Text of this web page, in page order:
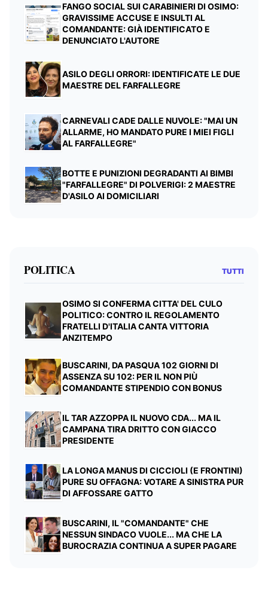
FANGO SOCIAL SUI CARABINIERI DI OSIMO:
GRAVISSIME ACCUSE E INSULTI AL
COMANDANTE: GIÀ IDENTIFICATO E
DENUNCIATO L'AUTORE
ASILO DEGLI ORRORI: IDENTIFICATE LE DUE
MAESTRE DEL FARFALLEGRE
CARNEVALI CADE DALLE NUVOLE: "MAI UN
ALLARME, HO MANDATO PURE I MIEI FIGLI
AL FARFALLEGRE"
BOTTE E PUNIZIONI DEGRADANTI AI BIMBI
"FARFALLEGRE" DI POLVERIGI: 2 MAESTRE
D'ASILO AI DOMICILIARI
POLITICA TUTTI
OSIMO SI CONFERMA CITTA' DEL CULO
POLITICO: CONTRO IL REGOLAMENTO
FRATELLI D'ITALIA CANTA VITTORIA
ANZITEMPO
BUSCARINI, DA PASQUA 102 GIORNI DI
ASSENZA SU 102: PER IL NON PIÙ
COMANDANTE STIPENDIO CON BONUS
IL TAR AZZOPPA IL NUOVO CDA... MA IL
CAMPANA TIRA DRITTO CON GIACCO
PRESIDENTE
LA LONGA MANUS DI CICCIOLI (E FRONTINI)
PURE SU OFFAGNA: VOTARE A SINISTRA PUR
DI AFFOSSARE GATTO
BUSCARINI, IL "COMANDANTE" CHE
NESSUN SINDACO VUOLE... MA CHE LA
BUROCRAZIA CONTINUA A SUPER PAGARE